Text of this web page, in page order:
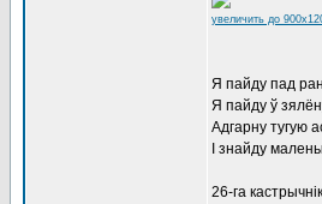
увеличить до
Я пайду пад
Я пайду ў
Адгарну тугую
І знайду
26-га